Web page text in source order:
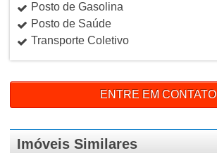
Posto de Gasolina
Posto de Saúde
Transporte Coletivo
ENTRE EM CONTATO
Imóveis Similares